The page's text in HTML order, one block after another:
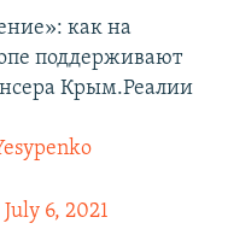
как на
поддерживают
Крым.Реалии
July 6, 2021